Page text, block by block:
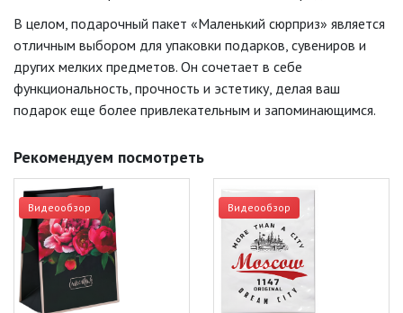
В целом, подарочный пакет «Маленький сюрприз» является
отличным выбором для упаковки подарков, сувениров и
других мелких предметов. Он сочетает в себе
функциональность, прочность и эстетику, делая ваш
подарок еще более привлекательным и запоминающимся.
Рекомендуем посмотреть
Видеообзор Видеообзор